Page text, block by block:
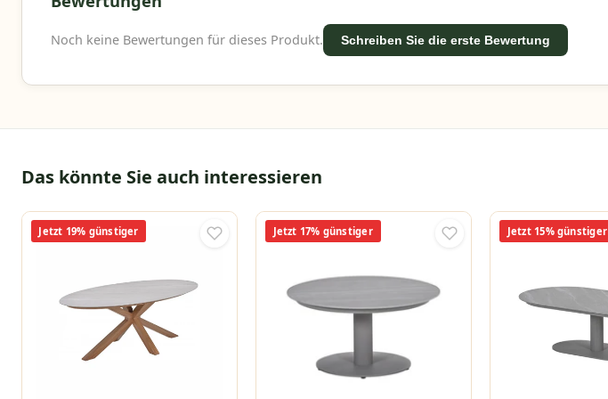
Noch keine Bewertungen für dieses Produkt. Schreiben Sie die erste Bewertung
Das könnte Sie auch interessieren
Jetzt 19% günstiger Jetzt 17% günstiger Jetzt 15% günstiger